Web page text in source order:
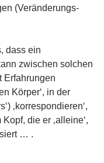
(Veränderungs-
dass ein
zwischen solchen
Erfahrungen
Körper‘, in der
‚korrespondieren‘,
die er ‚alleine‘,
… .